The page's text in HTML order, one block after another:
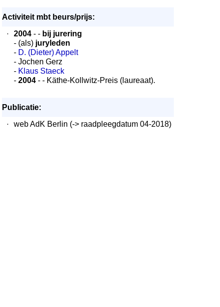
Activiteit mbt beurs/prijs:
·
2004 - - bij jurering
- (als) juryleden
- D. (Dieter) Appelt
- Jochen Gerz
- Klaus Staeck
- 2004 - - Käthe-Kollwitz-Preis (laureaat).
Publicatie:
·
web AdK Berlin (-> raadpleegdatum 04-2018)